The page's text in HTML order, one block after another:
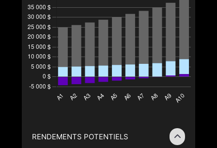
RENDEMENTS POTENTIELS